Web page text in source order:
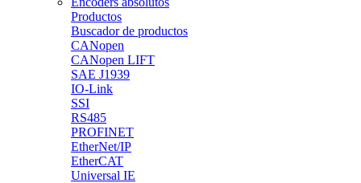
Productos
Buscador de productos
CANopen
CANopen LIFT
SAE J1939
IO-Link
SSI
RS485
PROFINET
EtherNet/IP
EtherCAT
Universal IE